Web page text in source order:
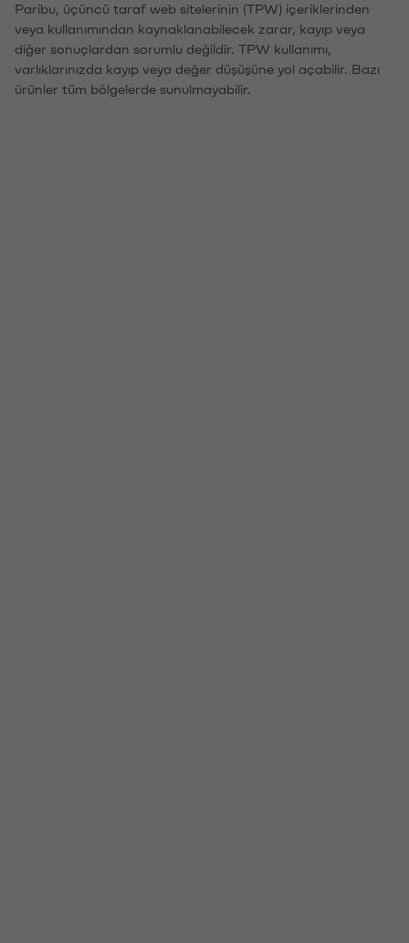
Paribu, üçüncü taraf web sitelerinin (TPW) içeriklerinden
veya kullanımından kaynaklanabilecek zarar, kayıp veya
diğer sonuçlardan sorumlu değildir. TPW kullanımı,
varlıklarınızda kayıp veya değer düşüşüne yol açabilir. Bazı
ürünler tüm bölgelerde sunulmayabilir.